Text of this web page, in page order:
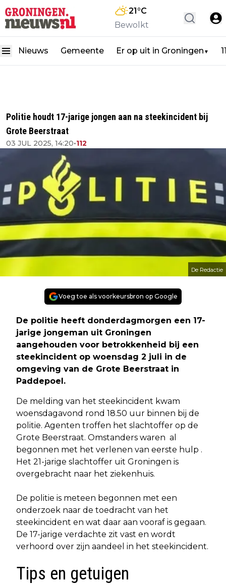
21°C
Bewolkt
Nieuws Gemeente Er op uit in Groningen ▼
Politie houdt 17-jarige jongen aan na steekincident bij
Grote Beerstraat
03 JUL 2025, 14:20•112
De Redactie
Voeg toe als voorkeursbron op Google
De politie heeft donderdagmorgen een 17-
jarige jongeman uit Groningen
aangehouden voor betrokkenheid bij een
steekincident op woensdag 2 juli in de
omgeving van de Grote Beerstraat in
Paddepoel.
De melding van het steekincident kwam
woensdagavond rond 18.50 uur binnen bij de
politie. Agenten troffen het slachtoffer op de
Grote Beerstraat. Omstanders waren al
begonnen met het verlenen van eerste hulp .
Het 21-jarige slachtoffer uit Groningen is
overgebracht naar het ziekenhuis.
De politie is meteen begonnen met een
onderzoek naar de toedracht van het
steekincident en wat daar aan vooraf is gegaan.
De 17-jarige verdachte zit vast en wordt
verhoord over zijn aandeel in het steekincident.
Tips en getuigen